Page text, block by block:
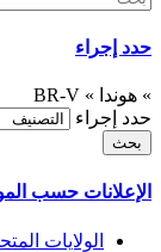
حدد إجراء
» هوندا » BR-V
حدد إجراء
الإعلانات حسب
الولايات